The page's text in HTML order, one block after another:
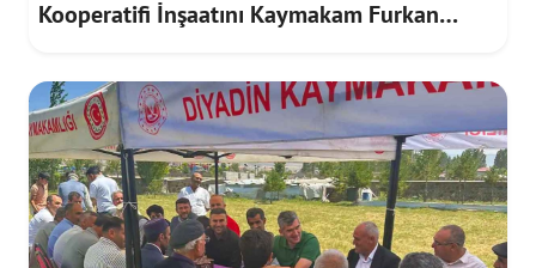
Kooperatifi İnşaatını Kaymakam Furkan